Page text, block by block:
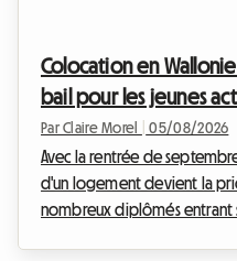
location de chambres
Colocation en
bail pour les jeunes
Par Claire Morel 05/08/2026
Avec la rentrée de
d'un logement devient la
nombreux diplômés entrant